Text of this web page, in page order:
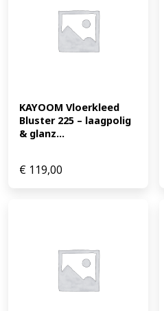
KAYOOM Vloerkleed
Bluster 225 – laagpolig
& glanz...
€ 119,00